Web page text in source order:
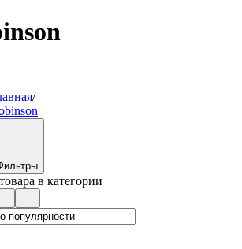
/
в категории